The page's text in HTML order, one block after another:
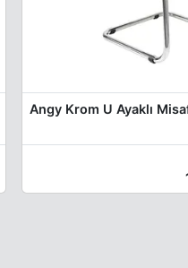
Angy Krom U Ayaklı